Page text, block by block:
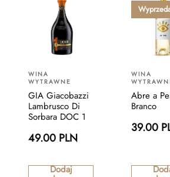
WINA
WYTRAWNE
GIA Giacobazzi
Lambrusco Di
Sorbara DOC 1
49.00 PLN
Dodaj
WINA
Abre a
Branco
39.00